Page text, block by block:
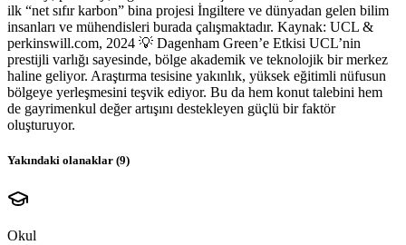
ilk “net sıfır karbon” bina projesi İngiltere ve dünyadan gelen bilim
insanları ve mühendisleri burada çalışmaktadır. Kaynak: UCL &
perkinswill.com, 2024 💡 Dagenham Green’e Etkisi UCL’nin
prestijli varlığı sayesinde, bölge akademik ve teknolojik bir merkez
haline geliyor. Araştırma tesisine yakınlık, yüksek eğitimli nüfusun
bölgeye yerleşmesini teşvik ediyor. Bu da hem konut talebini hem
de gayrimenkul değer artışını destekleyen güçlü bir faktör
oluşturuyor.
Yakındaki olanaklar (9)
Okul